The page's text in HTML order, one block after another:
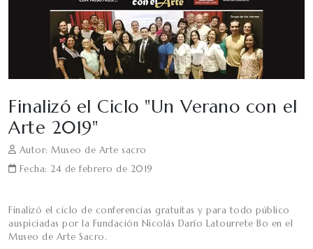
Finalizó el Ciclo "Un Verano con el
Arte 2019"
Autor: Museo de Arte sacro
Fecha: 24 de febrero de 2019
Finalizó el ciclo de conferencias gratuitas y para todo público
auspiciadas por la Fundación Nicolás Darío Latourrete Bo en el
Museo de Arte Sacro.